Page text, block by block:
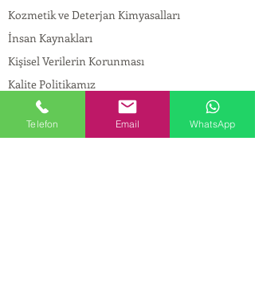
Kozmetik ve Deterjan Kimyasalları
İnsan Kaynakları
Kişisel Verilerin Korunması
Kalite Politikamız
Tekstil Kimyasalları
Yapı Kimyasalları
Telefon Email WhatsApp